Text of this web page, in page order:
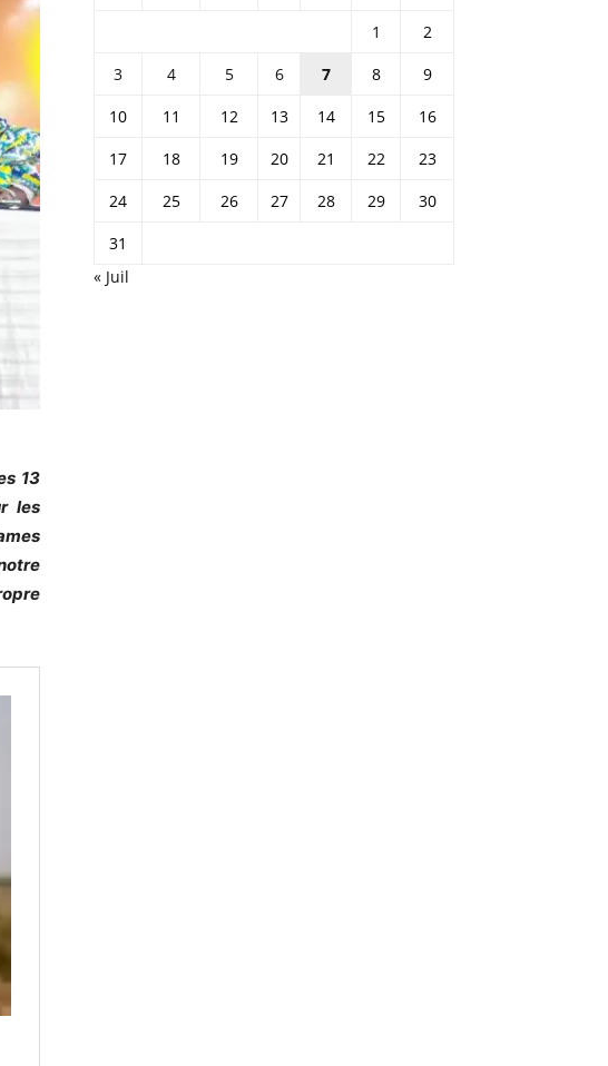
13
les
1
2
3
4 5 6 7 8
9
10
11 12 13 14 15
16
17
18 19 20 21 22
23
24
25 26 27 28 29
30
31
« Juil